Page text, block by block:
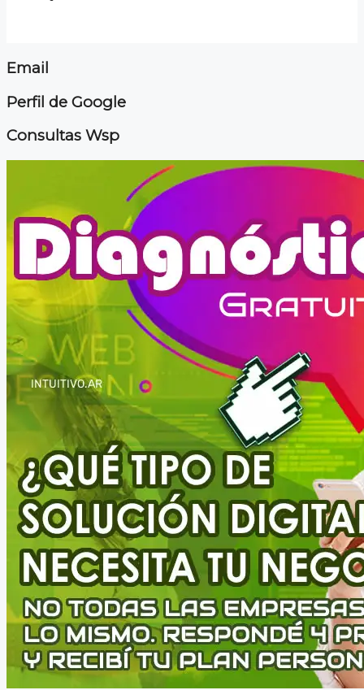
Email
Perfil de Google
Consultas Wsp